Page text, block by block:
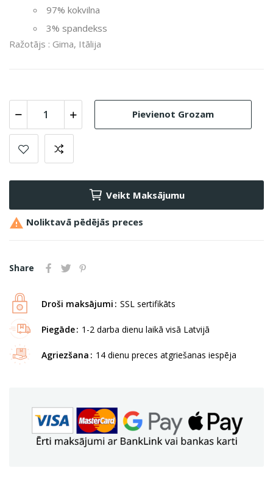
97% kokvilna
3% spandekss
Ražotājs : Gima, Itālija
Pievienot Grozam
Veikt Maksājumu
 Noliktavā pēdējās preces
Share
Droši maksājumi SSL sertifikāts
Piegāde 1-2 darba dienu laikā visā Latvijā
Agriezšana 14 dienu preces atgriešanas iespēja